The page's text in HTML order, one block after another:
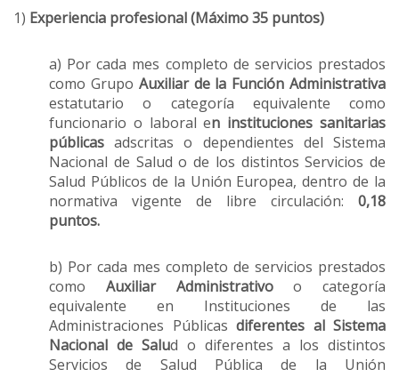
1) Experiencia profesional (Máximo 35 puntos)
a) Por cada mes completo de servicios prestados
como Grupo Auxiliar de la Función Administrativa
estatutario o categoría equivalente como
funcionario o laboral en instituciones sanitarias
públicasadscritas o dependientes del Sistema
Nacional de Salud o de los distintos Servicios de
Salud Públicos de la Unión Europea, dentro de la
normativa vigente de libre circulación: 0,18
puntos.
b) Por cada mes completo de servicios prestados
como Auxiliar Administrativoo categoría
equivalente en Instituciones de las
Administraciones Públicas diferentes al Sistema
Nacional de Salud o diferentes a los distintos
Servicios de Salud Pública de la Unión